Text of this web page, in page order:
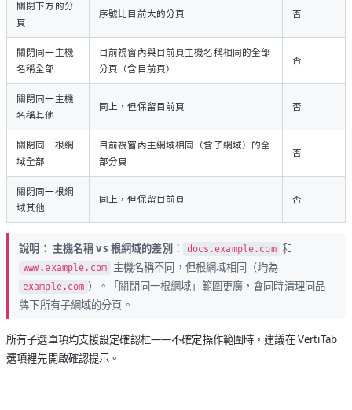
關閉下方的分
頁
序號比目前大的分頁 否
關閉同一主機
名稱全部
目前視窗內與目前頁主機名稱相同的全部
分頁（含目前頁）
否
關閉同一主機
名稱其他
同上，但保留目前頁 否
關閉同一根網
域全部
目前視窗內主網域相同（含子網域）的全
部分頁
否
關閉同一根網
域其他
同上，但保留目前頁 否
說明： 主機名稱 vs 根網域的差別 ： docs.example.com 和
www.example.com 主機名稱不同，但根網域相同（均為
example.com ）。「關閉同一根網域」範圍更廣，會同時清理同品
牌下所有子網域的分頁。
所有子選單項均支援設定確認框——不確定操作範圍時，建議在 VertiTab
選項裡先開啟確認提示。